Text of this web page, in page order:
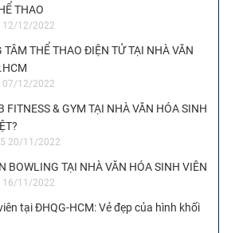
THAO
12/12/2022
TÂM THỂ THAO ĐIỆN TỬ TẠI NHÀ VĂN
07/12/2022
FITNESS & GYM TẠI NHÀ VĂN HÓA SINH
20/11/2022
BOWLING TẠI NHÀ VĂN HÓA SINH VIÊN
16/11/2022
tại ĐHQG-HCM: Vẻ đẹp của hình khối